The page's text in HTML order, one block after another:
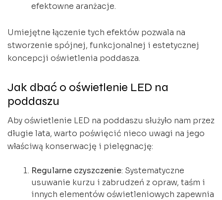
efektowne aranżacje.
Umiejętne łączenie tych efektów pozwala na
stworzenie spójnej, funkcjonalnej i estetycznej
koncepcji oświetlenia poddasza.
Jak dbać o oświetlenie LED na
poddaszu
Aby oświetlenie LED na poddaszu służyło nam przez
długie lata, warto poświęcić nieco uwagi na jego
właściwą konserwację i pielęgnację:
Regularne czyszczenie: Systematyczne
usuwanie kurzu i zabrudzeń z opraw, taśm i
innych elementów oświetleniowych zapewnia